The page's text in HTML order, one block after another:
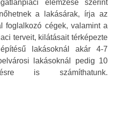
elemzése szerint
a lakásárak, írja az
foglalkozó cégek, valamint a
terveit, kilátásait térképezte
lakásoknál akár 4-7
lakásoknál pedig 10
is számíthatunk.